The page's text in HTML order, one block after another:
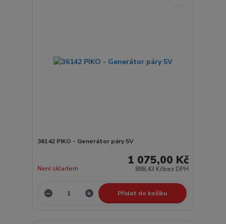
36142 PIKO - Generátor páry 5V
1 075,00 Kč
888,43 Kčbez DPH
Není skladem
Přidat do košíku